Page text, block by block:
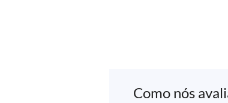
Como nós